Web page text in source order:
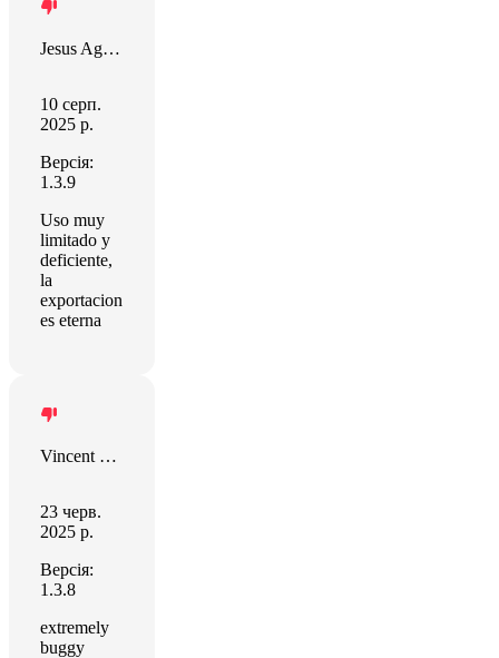
Jesus Aguilar Martin
10 серп.
2025 р.
Версія:
1.3.9
Uso muy
limitado y
deficiente,
la
exportacion
es eterna
Vincent Muller
23 черв.
2025 р.
Версія:
1.3.8
extremely
buggy